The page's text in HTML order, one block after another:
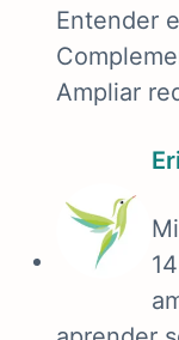
Entender
Ampliar